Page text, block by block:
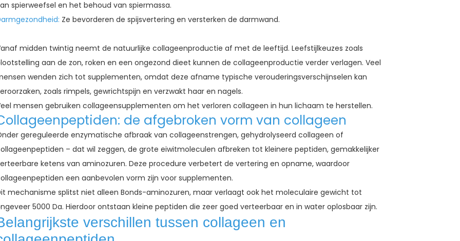
spierweefsel en het behoud van spiermassa.
Ze bevorderen de spijsvertering en versterken de darmwand.
midden twintig neemt de natuurlijke collageenproductie af met de leeftijd. Leefstijlkeuzes zoals
aan de zon, roken en een ongezond dieet kunnen de collageenproductie verder verlagen. Veel
wenden zich tot supplementen, omdat deze afname typische verouderingsverschijnselen kan
zoals rimpels, gewrichtspijn en verzwakt haar en nagels.
mensen gebruiken collageensupplementen om het verloren collageen in hun lichaam te herstellen.
de afgebroken vorm van collageen
gereguleerde enzymatische afbraak van collageenstrengen, gehydrolyseerd collageen of
– dat wil zeggen, de grote eiwitmoleculen afbreken tot kleinere peptiden, gemakkelijker
ketens van aminozuren. Deze procedure verbetert de vertering en opname, waardoor
een aanbevolen vorm zijn voor supplementen.
mechanisme splitst niet alleen Bonds-aminozuren, maar verlaagt ook het moleculaire gewicht tot
5000 Da. Hierdoor ontstaan ​​kleine peptiden die zeer goed verteerbaar en in water oplosbaar zijn.
verschillen tussen collageen en